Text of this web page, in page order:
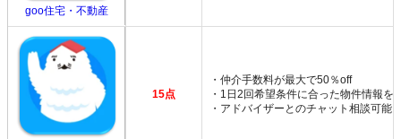
goo住宅・不動産
15点
・仲介手数料が最大で50％off
・1日2回希望条件に合った物件情報を
・アドバイザーとのチャット相談可能